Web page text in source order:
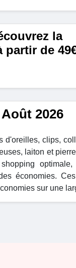
la
de
2026
clips,
laiton et
optimale,
économies. Ces
sur une